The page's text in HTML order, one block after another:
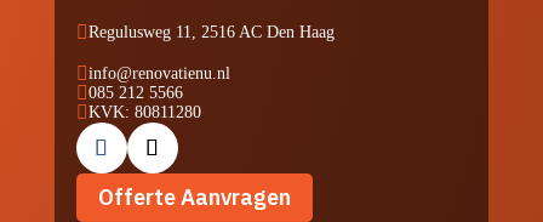
Regulusweg 11, 2516 AC Den Haag
info@renovatienu.nl
085 212 5566
 KVK: 80811280
Offerte Aanvragen